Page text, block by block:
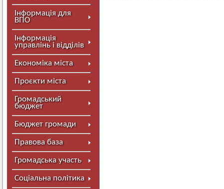
Інформація для
ВПО
Інформація
управлінь і відділів
Економіка міста
Проєкти міста
Громадський
бюджет
Бюджет громади
Правова база
Громадська участь
Соціальна політика